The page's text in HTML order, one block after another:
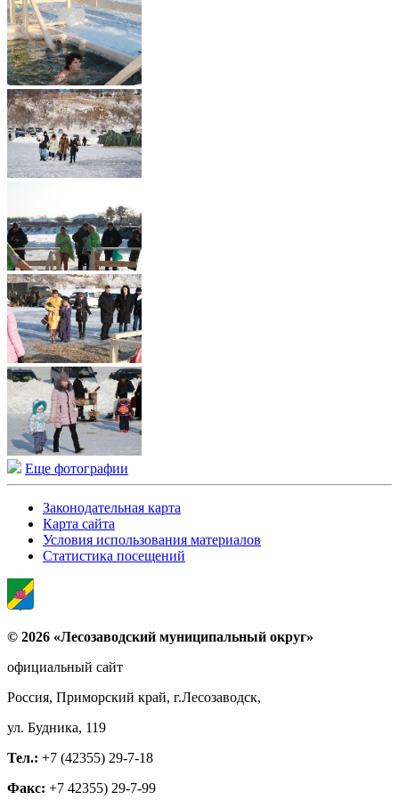
Еще фотографии
Законодательная карта
Карта сайта
Условия использования материалов
Статистика посещений
© 2026 «Лесозаводский муниципальный округ»
официальный сайт
Россия, Приморский край, г.Лесозаводск,
ул. Будника, 119
Тел.: +7 (42355) 29-7-18
Факс: +7 42355) 29-7-99